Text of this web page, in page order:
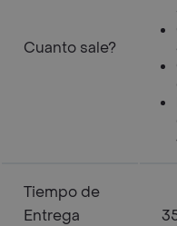
Cuanto sale?
Tiempo de
Entrega